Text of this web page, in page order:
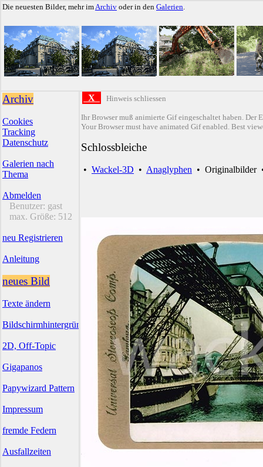
Die neuesten Bilder, mehr imArchiv oder in den Galerien.
Archiv
Cookies
Tracking
Datenschutz
Galerien nach
Thema
Abmelden
Benutzer: gast
max. Größe: 512
neu Registrieren
Anleitung
neues Bild
Texte ändern
Bildschirmhintergründe
2D, Off-Topic
Gigapanos
Papywizard Pattern
Impressum
fremde Federn
Ausfallzeiten
X Hinweis schliessen
Ihr Browser muß animierte Gif eingeschaltet haben. Der
Your Browser must have animated Gif enabled. Best
Schlossbleiche
• Wackel-3D • Anaglyphen • Originalbilder